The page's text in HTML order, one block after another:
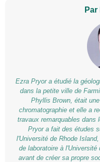
Ezra Pryor a étudié la
dans la petite ville de
Phyllis Brown, était
chromatographie et elle a
travaux remarquables dans
Pryor a fait des études
l'Université de Rhode
de laboratoire à
avant de créer sa propre